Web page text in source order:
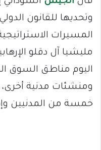
وتحديها للقانون
المسيرات
مليشيا آل دقلو
اليوم مناطق السوق
ومنشئات مدنية
خمسة من المدنيين